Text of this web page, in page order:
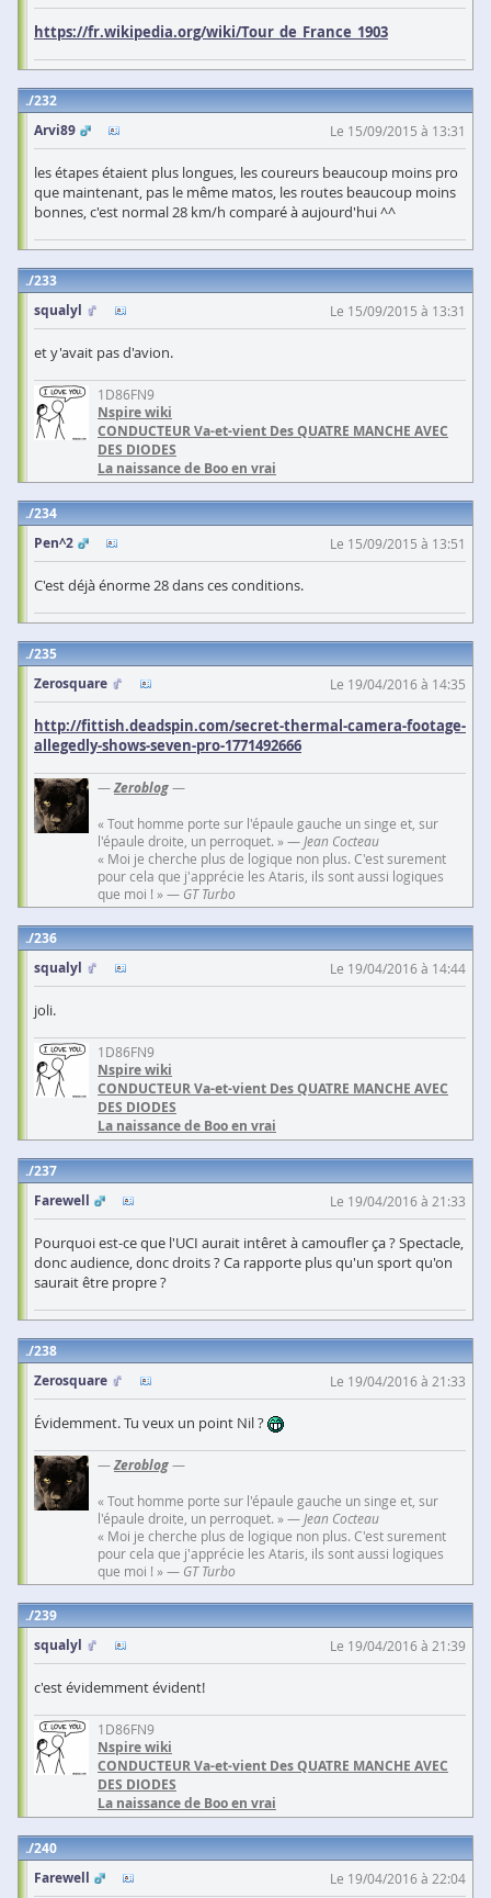
https://fr.wikipedia.org/wiki/Tour_de_France_1903
232
Arvi89
Le 15/09/2015 à 13:31
les étapes étaient plus longues, les coureurs beaucoup moins pro
que maintenant, pas le même matos, les routes beaucoup moins
bonnes, c'est normal 28 km/h comparé à aujourd'hui ^^
233
squalyl
Le 15/09/2015 à 13:31
et y'avait pas d'avion.
1D86FN9
Nspire wiki
CONDUCTEUR Va-et-vient Des QUATRE MANCHE AVEC
DES DIODES
La naissance de Boo en vrai
234
Pen^2
Le 15/09/2015 à 13:51
C'est déjà énorme 28 dans ces conditions.
235
Zerosquare
Le 19/04/2016 à 14:35
http://fittish.deadspin.com/secret-thermal-camera-footage-
allegedly-shows-seven-pro-1771492666
—Zeroblog—
« Tout homme porte sur l'épaule gauche un singe et, sur
l'épaule droite, un perroquet. » — Jean Cocteau
« Moi je cherche plus de logique non plus. C'est surement
pour cela que j'apprécie les Ataris, ils sont aussi logiques
que moi ! » — GT Turbo
236
squalyl
Le 19/04/2016 à 14:44
joli.
1D86FN9
Nspire wiki
CONDUCTEUR Va-et-vient Des QUATRE MANCHE AVEC
DES DIODES
La naissance de Boo en vrai
237
Farewell
Le 19/04/2016 à 21:33
Pourquoi est-ce que l'UCI aurait intêret à camoufler ça ? Spectacle,
donc audience, donc droits ? Ca rapporte plus qu'un sport qu'on
saurait être propre ?
238
Zerosquare
Le 19/04/2016 à 21:33
Évidemment. Tu veux un point Nil ?
—Zeroblog—
« Tout homme porte sur l'épaule gauche un singe et, sur
l'épaule droite, un perroquet. » — Jean Cocteau
« Moi je cherche plus de logique non plus. C'est surement
pour cela que j'apprécie les Ataris, ils sont aussi logiques
que moi ! » — GT Turbo
239
squalyl
Le 19/04/2016 à 21:39
c'est évidemment évident!
1D86FN9
Nspire wiki
CONDUCTEUR Va-et-vient Des QUATRE MANCHE AVEC
DES DIODES
La naissance de Boo en vrai
240
Farewell
Le 19/04/2016 à 22:04